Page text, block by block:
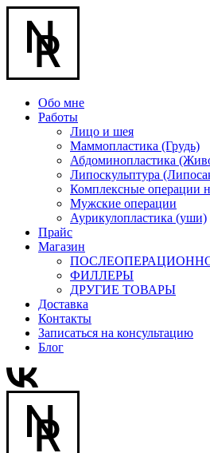
Обо мне
Работы
Лицо и шея
Маммопластика (Грудь)
Абдоминопластика
Липоскульптура
Комплексные операции
Мужские операции
Аурикулопластика (уши)
Прайс
Магазин
ФИЛЛЕРЫ
ДРУГИЕ ТОВАРЫ
Доставка
Контакты
Записаться на консультацию
Блог